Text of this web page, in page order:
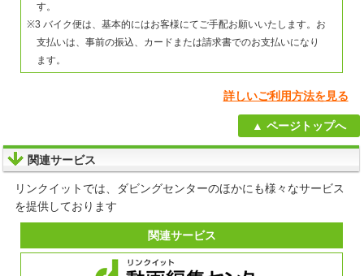
す。
※3 バイク便は、基本的にはお客様にてご手配お願いいたします。お
支払いは、事前の振込、カードまたは請求書でのお支払いになり
ます。
詳しいご利用方法を見る
ページトップへ
関連サービス
リンクイットでは、ダビングセンターのほかにも様々なサービス
を提供しております
関連サービス